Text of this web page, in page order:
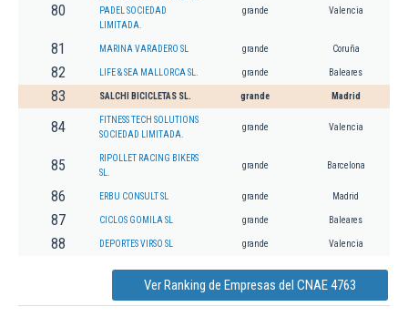
80
PADEL SOCIEDAD
LIMITADA.
grande Valencia
81 MARINA VARADERO SL grande Coruña
82 LIFE & SEA MALLORCA SL. grande Baleares
83 SALCHI BICICLETAS SL. grande Madrid
84
FITNESS TECH SOLUTIONS
SOCIEDAD LIMITADA.
grande Valencia
85
RIPOLLET RACING BIKERS
SL.
grande Barcelona
86 ERBU CONSULT SL grande Madrid
87 CICLOS GOMILA SL grande Baleares
88 DEPORTES VIRSO SL grande Valencia
Ver Ranking de Empresas del CNAE 4763